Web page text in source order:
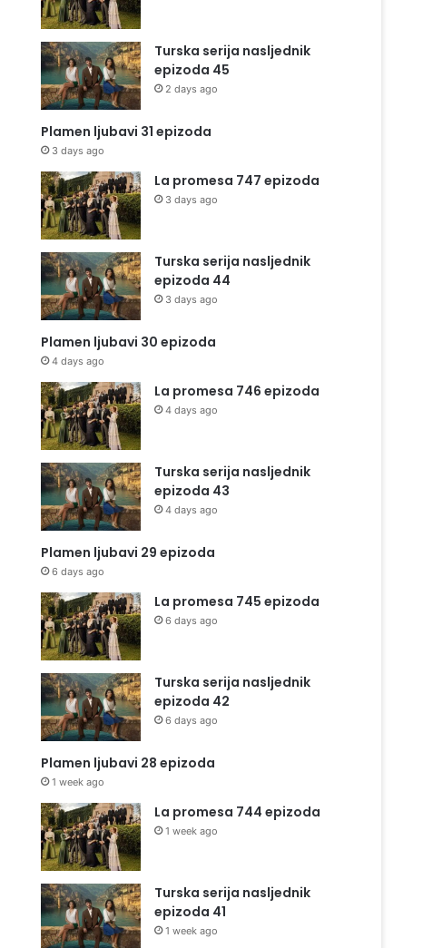
Turska serija nasljednik
epizoda 45
2 days ago
Plamen ljubavi 31 epizoda
3 days ago
La promesa 747 epizoda
3 days ago
Turska serija nasljednik
epizoda 44
3 days ago
Plamen ljubavi 30 epizoda
4 days ago
La promesa 746 epizoda
4 days ago
Turska serija nasljednik
epizoda 43
4 days ago
Plamen ljubavi 29 epizoda
6 days ago
La promesa 745 epizoda
6 days ago
Turska serija nasljednik
epizoda 42
6 days ago
Plamen ljubavi 28 epizoda
1 week ago
La promesa 744 epizoda
1 week ago
Turska serija nasljednik
epizoda 41
1 week ago